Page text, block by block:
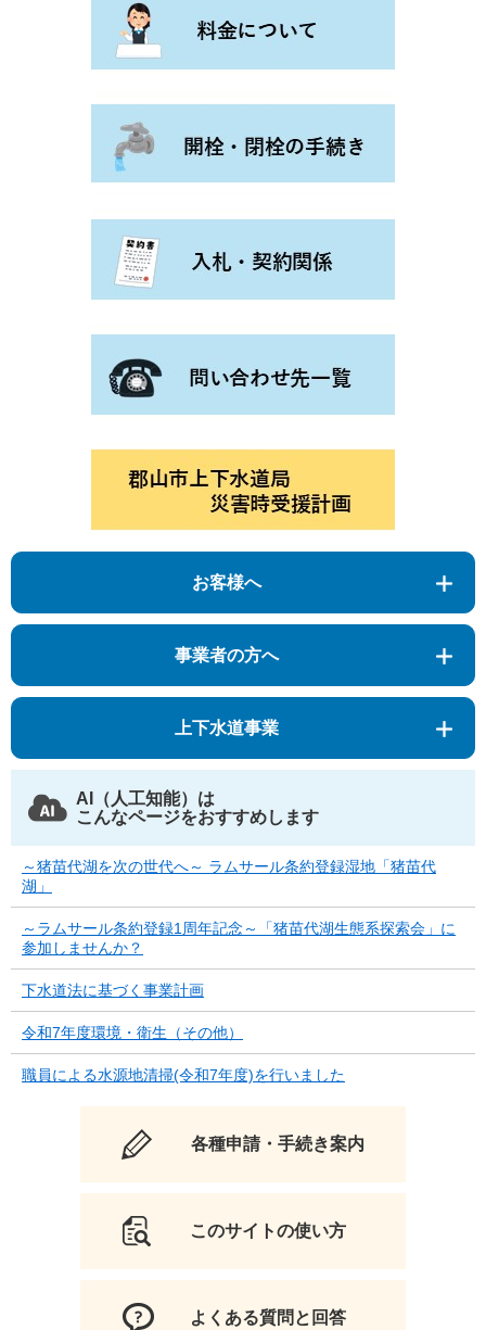
お客様へ
事業者の方へ
上下水道事業
AI（人工知能）は
こんなページをおすすめします
～猪苗代湖を次の世代へ～ ラムサール条約登録湿地「猪苗代
湖」
～ラムサール条約登録1周年記念～「猪苗代湖生態系探索会」に
参加しませんか？
下水道法に基づく事業計画
令和7年度環境・衛生（その他）
職員による水源地清掃(令和7年度)を行いました
各種申請・手続き案内
このサイトの使い方
よくある質問と回答